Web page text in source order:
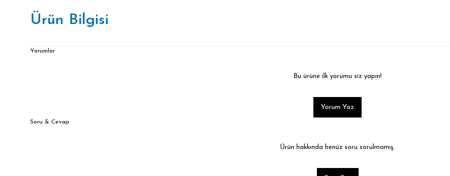
Ürün Bilgisi
Yorumlar
Bu ürüne ilk yorumu siz yapın!
Yorum Yaz
Soru & Cevap
Ürün hakkında henüz soru sorulmamış.